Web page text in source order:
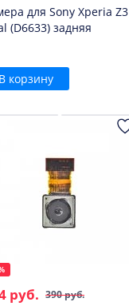
для Sony Xperia Z3
(D6633) задняя
В корзину
390 руб.
руб.